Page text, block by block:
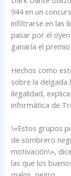
944 en un
infiltrarse en las
pasar por el
ganaría el
Hechos como
sobre la delgada
ilegalidad,
informática de
\»Estos grupos
de sombrero
motivación\»,
las que los